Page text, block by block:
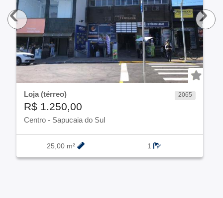
‹
Loja (térreo) 2065
R$ 1.250,00
Centro - Sapucaia do Sul
25,00 m² 1
›